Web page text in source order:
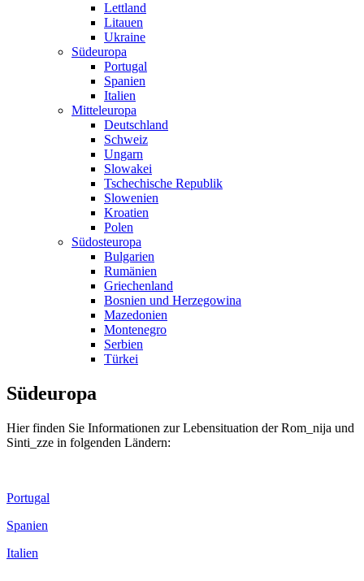
Lettland
Litauen
Ukraine
Südeuropa
Portugal
Spanien
Italien
Mitteleuropa
Deutschland
Schweiz
Ungarn
Slowakei
Tschechische Republik
Slowenien
Kroatien
Polen
Südosteuropa
Bulgarien
Rumänien
Griechenland
Bosnien und Herzegowina
Mazedonien
Montenegro
Serbien
Türkei
Südeuropa
Hier finden Sie Informationen zur Lebensituation der Rom_nija und
Sinti_zze in folgenden Ländern:
Portugal
Spanien
Italien